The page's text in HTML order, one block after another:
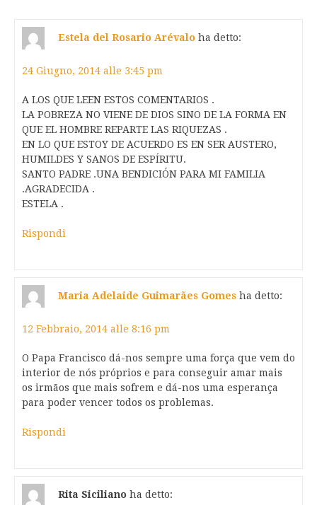
Estela del Rosario Arévalo ha detto:
24 Giugno, 2014 alle 3:45 pm
A LOS QUE LEEN ESTOS COMENTARIOS .
LA POBREZA NO VIENE DE DIOS SINO DE LA FORMA EN
QUE EL HOMBRE REPARTE LAS RIQUEZAS .
EN LO QUE ESTOY DE ACUERDO ES EN SER AUSTERO,
HUMILDES Y SANOS DE ESPÍRITU.
SANTO PADRE .UNA BENDICIÓN PARA MI FAMILIA
.AGRADECIDA .
ESTELA .
Rispondi
Maria Adelaide Guimarães Gomes ha detto:
12 Febbraio, 2014 alle 8:16 pm
O Papa Francisco dá-nos sempre uma força que vem do
interior de nós próprios e para conseguir amar mais
os irmãos que mais sofrem e dá-nos uma esperança
para poder vencer todos os problemas.
Rispondi
Rita Siciliano ha detto: